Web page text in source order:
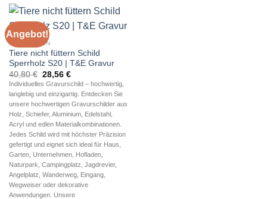
Angebot!
TIERREGELN
Tiere nicht füttern Schild
Sperrholz S20 | T&E Gravur
40,80€ Ursprünglicher
Preis
war:
40,80 €
28,56 €Aktueller
Preis
ist:
28,56 €.
Individuelles Gravurschild – hochwertig,
langlebig und einzigartig. Entdecken Sie
unsere hochwertigen Gravurschilder aus
Holz, Schiefer, Aluminium, Edelstahl,
Acryl und edlen Materialkombinationen.
Jedes Schild wird mit höchster Präzision
gefertigt und eignet sich ideal für Haus,
Garten, Unternehmen, Hofladen,
Naturpark, Campingplatz, Jagdrevier,
Angelplatz, Wanderweg, Eingang,
Wegweiser oder dekorative
Anwendungen. Unsere